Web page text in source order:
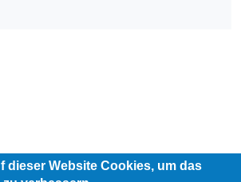
dieser Website Cookies, um das